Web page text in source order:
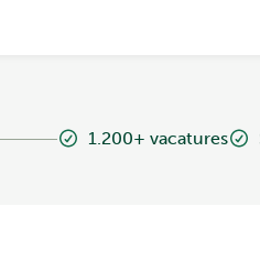
1.200+ vacatures